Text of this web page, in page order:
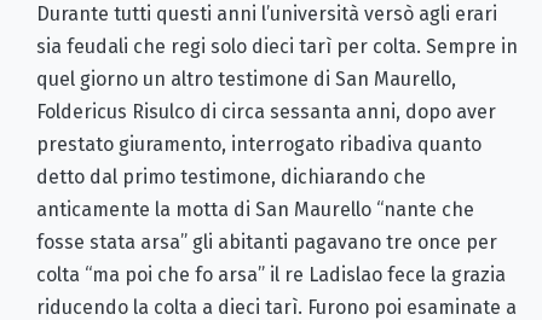
Durante tutti questi anni l’università versò agli erari
sia feudali che regi solo dieci tarì per colta. Sempre in
quel giorno un altro testimone di San Maurello,
Foldericus Risulco di circa sessanta anni, dopo aver
prestato giuramento, interrogato ribadiva quanto
detto dal primo testimone, dichiarando che
anticamente la motta di San Maurello “nante che
fosse stata arsa” gli abitanti pagavano tre once per
colta “ma poi che fo arsa” il re Ladislao fece la grazia
riducendo la colta a dieci tarì. Furono poi esaminate a